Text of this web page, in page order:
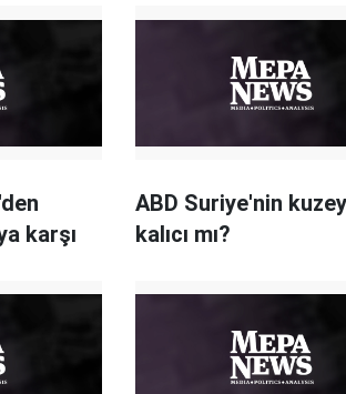
karşı
ABD Suriye'nin
kalıcı mı?